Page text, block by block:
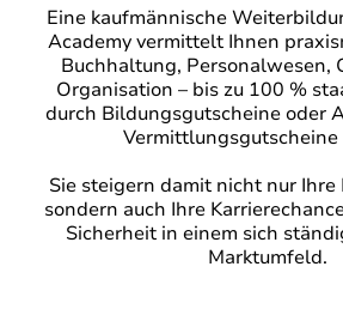
Eine kaufmännische
Academy vermittelt Ihnen
Buchhaltung, Personalwesen,
Organisation – bis zu 100 %
durch Bildungsgutscheine oder
Vermittlungsgutscheine
Sie steigern damit nicht nur Ihre
sondern auch Ihre
Sicherheit in einem sich
Marktumfeld.